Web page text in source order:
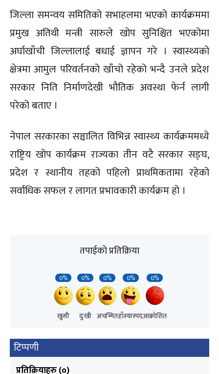
जिल्ला समन्वय समितिको सभाहलमा भएको कार्यक्रममा
प्रमुख अतिथी मन्त्री सारुले खोप सुनिश्चित भएकोमा
अर्घाखाँची जिल्लालाई बधाई ज्ञापन गरे । स्वास्थ्यको
क्षेत्रमा आमुल परिवर्तनको खाँचो रहेको भन्दै उनले प्रदेश
सरकार निति निर्माणदेखी भौतिक अवस्था फेर्न लागी
परेको बताए ।
नेपाल सरकारका सञ्चालित विभिन्न स्वास्थ्य कार्यक्रममध्ये
राष्ट्रिय खोप कार्यक्रम राज्यका तीन वटै सरकार सङ्घ,
प्रदेश र स्थानीय तहको पहिलो प्राथमिकतामा रहेको
सर्वाधिक सफल र लागत प्रभावकारी कार्यक्रम हो ।
तपाईको प्रतिक्रिया
0%
खुसी
0%
दुःखी
0%
अचम्मित
0%
हाँस्यास्पद
0%
आक्रोशित
टिप्पणी
प्रतिक्रियाहरु (०)